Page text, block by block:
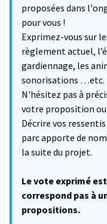
proposées dans
pour vous !
Exprimez-vous sur
règlement actuel,
gardiennage, les
sonorisations …etc.
N'hésitez pas à
votre proposition ou
Décrire vos
parc apporte de
la suite du projet.
Le vote exprimé
correspond pas à
propositions.